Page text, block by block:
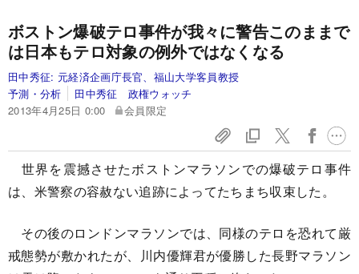
ボストン爆破テロ事件が我々に警告このままで
は日本もテロ対象の例外ではなくなる
田中秀征: 元経済企画庁長官、福山大学客員教授
予測・分析
田中秀征 政権ウォッチ
2013年4月25日 0:00
会員限定
世界を震撼させたボストンマラソンでの爆破テロ事件
は、米警察の容赦ない追跡によってたちまち収束した。
その後のロンドンマラソンでは、同様のテロを恐れて厳
戒態勢が敷かれたが、川内優輝君が優勝した長野マラソン